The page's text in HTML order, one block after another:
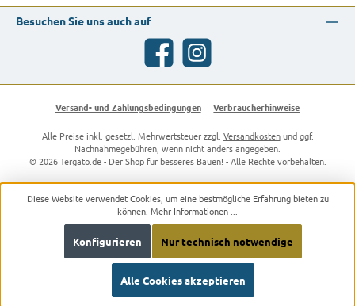
Besuchen Sie uns auch auf
Facebook Instagram
Versand- und Zahlungsbedingungen Verbraucherhinweise
Alle Preise inkl. gesetzl. Mehrwertsteuer zzgl. Versandkostenund ggf.
Nachnahmegebühren, wenn nicht anders angegeben.
© 2026 Tergato.de - Der Shop für besseres Bauen! - Alle Rechte vorbehalten.
Diese Website verwendet Cookies, um eine bestmögliche Erfahrung bieten zu
können. Mehr Informationen ...
Nur technisch notwendige
Konfigurieren
Alle Cookies akzeptieren